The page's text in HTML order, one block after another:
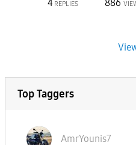
4 REPLIES 886
Top Taggers
AmrYounis7